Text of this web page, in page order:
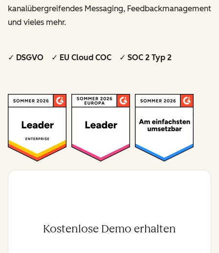
kanalübergreifendes Messaging, Feedbackmanagement
und vieles mehr.
✓ DSGVO ✓ EU Cloud COC ✓ SOC 2 Typ 2
Kostenlose Demo erhalten